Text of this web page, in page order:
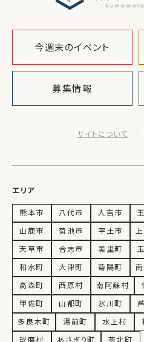
今週末のイベント
募集情報
サイトについて
エリア
熊本市 八代市 人吉市
山鹿市
菊池市 宇土市
天草市
合志市 美里町
和水町
大津町 菊陽町
高森町
西原村 南阿蘇村
甲佐町
山都町 氷川町
多良木町
湯前町 水上村
球磨村
あさぎり町 苓北町